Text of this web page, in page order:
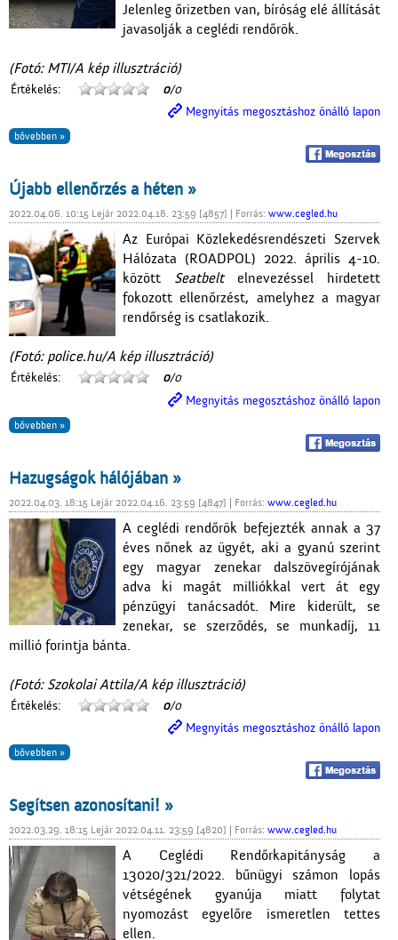
Jelenleg őrizetben van, bíróság elé állítását
javasolják a ceglédi rendőrök.
(Fotó: MTI/A kép illusztráció)
Értékelés: 0/0
Megnyitás megosztáshoz önálló lapon
bővebben »
Újabb ellenőrzés a héten »
2022.04.06. 10:15 Lejár 2022.04.18. 23:59 [4857] | Forrás: www.cegled.hu
Az Európai Közlekedésrendészeti Szervek
Hálózata (ROADPOL) 2022. április 4-10.
között Seatbeltelnevezéssel hirdetett
fokozott ellenőrzést, amelyhez a magyar
rendőrség is csatlakozik.
(Fotó: police.hu/A kép illusztráció)
Értékelés: 0/0
Megnyitás megosztáshoz önálló lapon
bővebben »
Hazugságok hálójában »
2022.04.03. 18:15 Lejár 2022.04.16. 23:59 [4847] | Forrás: www.cegled.hu
A ceglédi rendőrök befejezték annak a 37
éves nőnek az ügyét, aki a gyanú szerint
egy magyar zenekar dalszövegírójának
adva ki magát milliókkal vert át egy
pénzügyi tanácsadót. Mire kiderült, se
zenekar, se szerződés, se munkadíj, 11
millió forintja bánta.
(Fotó: Szokolai Attila/A kép illusztráció)
Értékelés: 0/0
Megnyitás megosztáshoz önálló lapon
bővebben »
Segítsen azonosítani! »
2022.03.29. 18:15 Lejár 2022.04.11. 23:59 [4820] | Forrás: www.cegled.hu
A Ceglédi Rendőrkapitányság a
13020/321/2022. bűnügyi számon lopás
vétségének gyanúja miatt folytat
nyomozást egyelőre ismeretlen tettes
ellen.